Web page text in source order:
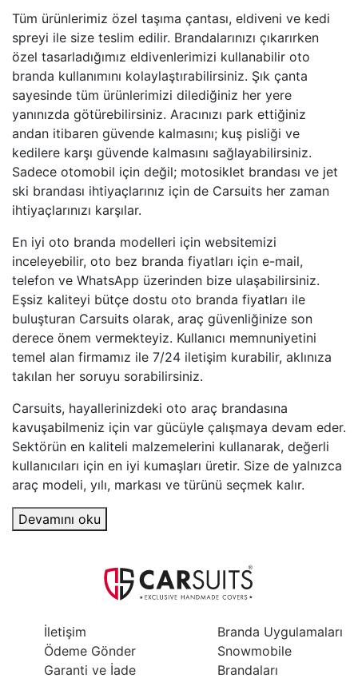
Tüm ürünlerimiz özel taşıma çantası, eldiveni ve kedi
spreyi ile size teslim edilir. Brandalarınızı çıkarırken
özel tasarladığımız eldivenlerimizi kullanabilir oto
branda kullanımını kolaylaştırabilirsiniz. Şık çanta
sayesinde tüm ürünlerimizi dilediğiniz her yere
yanınızda götürebilirsiniz. Aracınızı park ettiğiniz
andan itibaren güvende kalmasını; kuş pisliği ve
kedilere karşı güvende kalmasını sağlayabilirsiniz.
Sadece otomobil için değil; motosiklet brandası ve jet
ski brandası ihtiyaçlarınız için de Carsuits her zaman
ihtiyaçlarınızı karşılar.
En iyi oto branda modelleri için websitemizi
inceleyebilir, oto bez branda fiyatları için e-mail,
telefon ve WhatsApp üzerinden bize ulaşabilirsiniz.
Eşsiz kaliteyi bütçe dostu oto branda fiyatları ile
buluşturan Carsuits olarak, araç güvenliğinize son
derece önem vermekteyiz. Kullanıcı memnuniyetini
temel alan firmamız ile 7/24 iletişim kurabilir, aklınıza
takılan her soruyu sorabilirsiniz.
Carsuits, hayallerinizdeki oto araç brandasına
kavuşabilmeniz için var gücüyle çalışmaya devam eder.
Sektörün en kaliteli malzemelerini kullanarak, değerli
kullanıcıları için en iyi kumaşları üretir. Size de yalnızca
araç modeli, yılı, markası ve türünü seçmek kalır.
Devamını oku
İletişim
Ödeme Gönder
Garanti ve İade
Branda Uygulamaları
Snowmobile
Brandaları